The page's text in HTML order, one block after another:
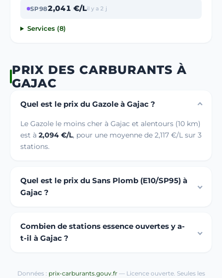
SP982,041 €/Lil y a 2 j
Services (8)
PRIX DES CARBURANTS À
GAJAC
Quel est le prix du Gazole à Gajac ?
Le Gazole le moins cher à Gajac et alentours (10 km)
est à 2,094 €/L, pour une moyenne de 2,117 €/L sur 3
stations.
Quel est le prix du Sans Plomb (E10/SP95) à
Gajac ?
Combien de stations essence ouvertes y a-
t-il à Gajac ?
Données : prix-carburants.gouv.fr— Licence ouverte. Seules les